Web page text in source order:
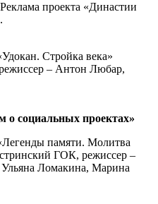
проекта «Династии
Стройка века»
– Антон Любар,
социальных проектах»
памяти. Молитва
ГОК, режиссер –
Ломакина, Марина